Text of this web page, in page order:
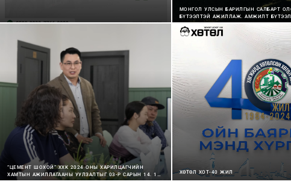
МОНГОЛ УЛСЫН БАРИЛГЫН САЛБАРТ
БҮТЭЭЛТЭЙ АЖИЛЛАЖ, АМЖИЛТ БҮТЭЭЛ
“ЦЕМЕНТ ШОХОЙ” ХХК-ИЙН
ОДОН МЕДАЛИАР ШАГНАГДЛАА.
“ЦЕМЕНТ ШОХОЙ” ХХК 2024 ОНЫ ХАРИЛЦАГЧИЙН
ХАМТЫН АЖИЛЛАГААНЫ УУЛЗАЛТЫГ 03-Р САРЫН 14, 15-
НЫ ӨДРҮҮДЭД АМЖИЛТТАЙ ЗОХИОН БАЙГУУЛЛАА.
ХӨТӨЛ ХОТ-40 ЖИЛ